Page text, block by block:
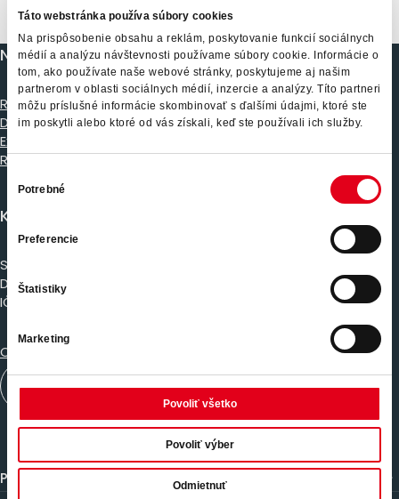
Táto webstránka používa súbory cookies
Na prispôsobenie obsahu a reklám, poskytovanie funkcií sociálnych
médií a analýzu návštevnosti používame súbory cookie. Informácie o
tom, ako používate naše webové stránky, poskytujeme aj našim
partnerom v oblasti sociálnych médií, inzercie a analýzy. Títo partneri
môžu príslušné informácie skombinovať s ďalšími údajmi, ktoré ste
im poskytli alebo ktoré od vás získali, keď ste používali ich služby.
súhlasu
Potrebné
Preferencie
Štatistiky
Marketing
Povoliť všetko
Povoliť výber
Odmietnuť
Naše služby
Recruitment
Direct Search
Executive Search
Recruitment Process Outsourcing (RPO)
Kde nás nájdete
S&you - SYNERGIE
Dunajs​ká 4, 811 08 Bratislava,​​​​
IČO: 35 766 239
Osobné údaje a právne informácie
Sledujte nás na LinkedIn
Pre spoločnosti